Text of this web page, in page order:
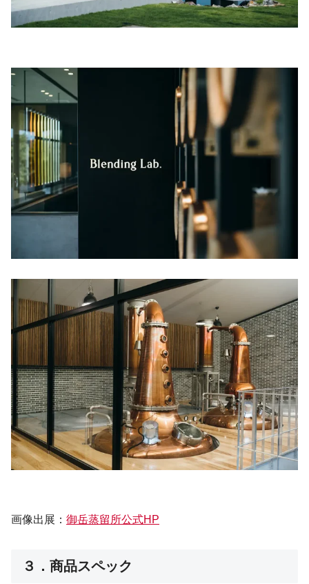
画像出展： 御岳蒸留所公式HP
３．商品スペック